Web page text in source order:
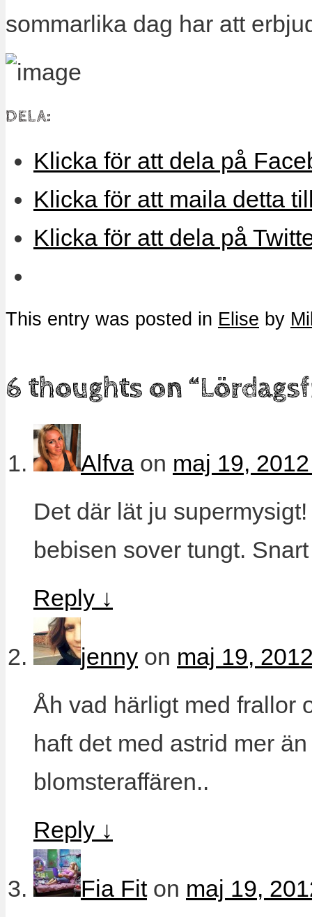
sommarlika dag har att
DELA:
Klicka för att dela på
Klicka för att maila detta
Klicka för att dela på
This entry was posted in Elise by
6 thoughts on “
Alfva on maj 19,
Det där lät ju
bebisen sover tungt.
Reply ↓
jenny on maj 19,
Åh vad härligt med frallor
haft det med astrid mer
blomsteraffären..
Reply ↓
Fia Fiton maj 19,